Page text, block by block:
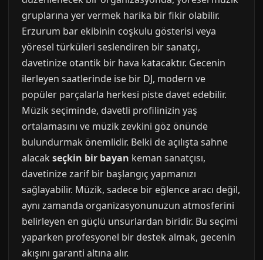
gruplarına yer vermek harika bir fikir olabilir.
Erzurum bar ekibinin coşkulu gösterisi veya
yöresel türküleri seslendiren bir sanatçı,
davetinize otantik bir hava katacaktır. Gecenin
ilerleyen saatlerinde ise bir DJ, modern ve
popüler parçalarla herkesi piste davet edebilir.
Müzik seçiminde, davetli profilinizin yaş
ortalamasını ve müzik zevkini göz önünde
bulundurmak önemlidir. Belki de açılışta sahne
alacak seçkin bir bayan keman sanatçısı,
davetinize zarif bir başlangıç yapmanızı
sağlayabilir. Müzik, sadece bir eğlence aracı değil,
aynı zamanda organizasyonunuzun atmosferini
belirleyen en güçlü unsurlardan biridir. Bu seçimi
yaparken profesyonel bir destek almak, gecenin
akışını garanti altına alır.